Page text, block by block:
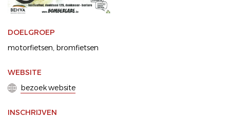
DOELGROEP
motorfietsen bromfietsen
WEBSITE
bezoek website
INSCHRIJVEN